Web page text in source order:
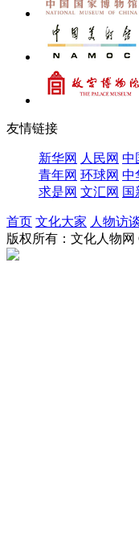
友情链接
新华网 人民网 中
青年网 环球网 中
求是网 文汇网 国
首页 文化大家 人物访
版权所有：文化人物网